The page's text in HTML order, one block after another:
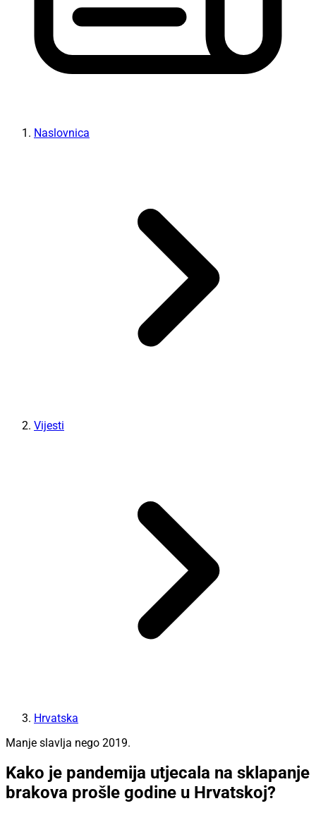
Naslovnica
Vijesti
Hrvatska
Manje slavlja nego 2019.
Kako je pandemija utjecala na sklapanje
brakova prošle godine u Hrvatskoj?